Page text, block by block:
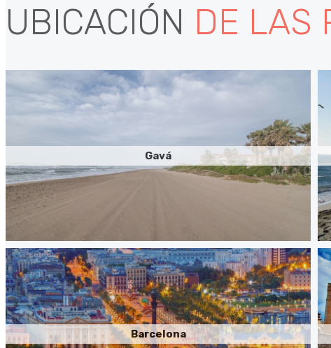
UBICACIÓN DE LAS
Gavá
Barcelona